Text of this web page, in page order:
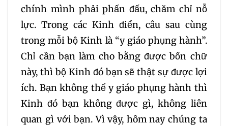
148 149 150 151
152 153 154 155
156 157 158 159
160 161 162 163
chính mình phải phấn đấu, chăm chỉ nỗ
lực. Trong các Kinh điển, câu sau cùng
trong mỗi bộ Kinh là “y giáo phụng hành”.
Chỉ cần bạn làm cho bằng được bốn chữ
này, thì bộ Kinh đó bạn sẽ thật sự được lợi
ích. Bạn không thể y giáo phụng hành thì
Kinh đó bạn không được gì, không liên
quan gì với bạn. Vì vậy, hôm nay chúng ta